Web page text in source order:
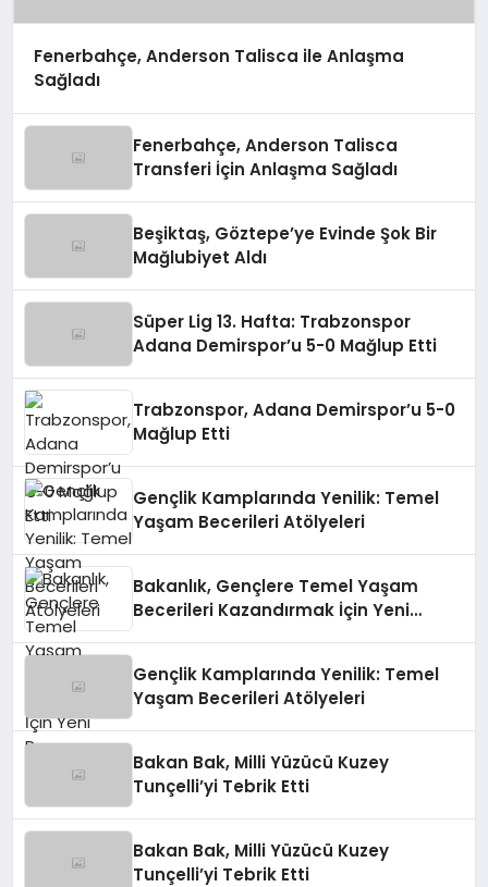
Fenerbahçe, Anderson Talisca ile Anlaşma
Sağladı
Fenerbahçe, Anderson Talisca
Transferi İçin Anlaşma Sağladı
Beşiktaş, Göztepe’ye Evinde Şok Bir
Mağlubiyet Aldı
Süper Lig 13. Hafta: Trabzonspor
Adana Demirspor’u 5-0 Mağlup Etti
Trabzonspor, Adana Demirspor’u 5-0
Mağlup Etti
Gençlik Kamplarında Yenilik: Temel
Yaşam Becerileri Atölyeleri
Bakanlık, Gençlere Temel Yaşam
Becerileri Kazandırmak İçin Yeni
Gençlik Kamplarında Yenilik: Temel
Yaşam Becerileri Atölyeleri
Bakan Bak, Milli Yüzücü Kuzey
Tunçelli’yi Tebrik Etti
Bakan Bak, Milli Yüzücü Kuzey
Tunçelli’yi Tebrik Etti